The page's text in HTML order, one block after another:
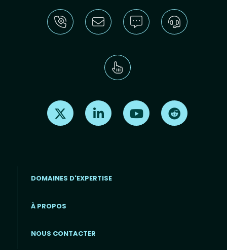
Find us on X Find us on LinkedInFind us on Youtube
DOMAINES D'EXPERTISE
À PROPOS
NOUS CONTACTER